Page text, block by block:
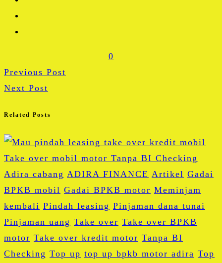
0
Previous Post
Next Post
Related Posts
Adira cabang ADIRA FINANCE Artikel Gadai
BPKB mobil Gadai BPKB motor Meminjam
kembali Pindah leasing Pinjaman dana tunai
Pinjaman uang Take over Take over BPKB
motor Take over kredit motor Tanpa BI
Checking Top up top up bpkb motor adira Top